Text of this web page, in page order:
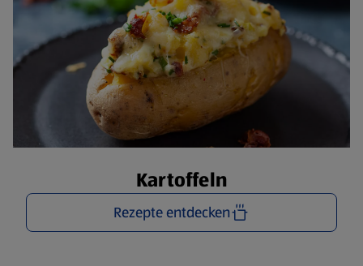
Kartoffeln
Rezepte entdecken